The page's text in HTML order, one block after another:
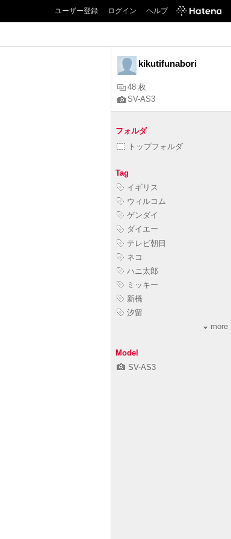
ユーザー登録 ログイン ヘルプ
kikutifunabori
48 枚
SV-AS3
フォルダ
トップフォルダ
Tag
イギリス
ウィルコム
ゲンダイ
ダイエー
テレビ朝日
ネコ
ハニ太郎
ミッキー
新橋
汐留
more
Model
SV-AS3